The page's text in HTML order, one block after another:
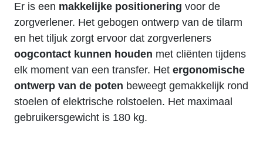
Er is een makkelijke positionering voor de
zorgverlener. Het gebogen ontwerp van de tilarm
en het tiljuk zorgt ervoor dat zorgverleners
oogcontact kunnen houden met cliënten tijdens
elk moment van een transfer. Het ergonomische
ontwerp van de poten beweegt gemakkelijk rond
stoelen of elektrische rolstoelen. Het maximaal
gebruikersgewicht is 180 kg.